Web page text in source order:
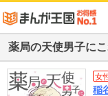
薬局の天使男子に
女
稲